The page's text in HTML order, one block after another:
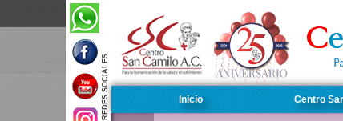
Inicio Centro
REDES SOCIALES